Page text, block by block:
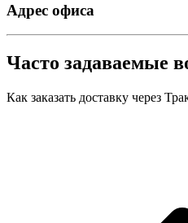
Адрес офиса
Часто задаваемые
Как заказать доставку через